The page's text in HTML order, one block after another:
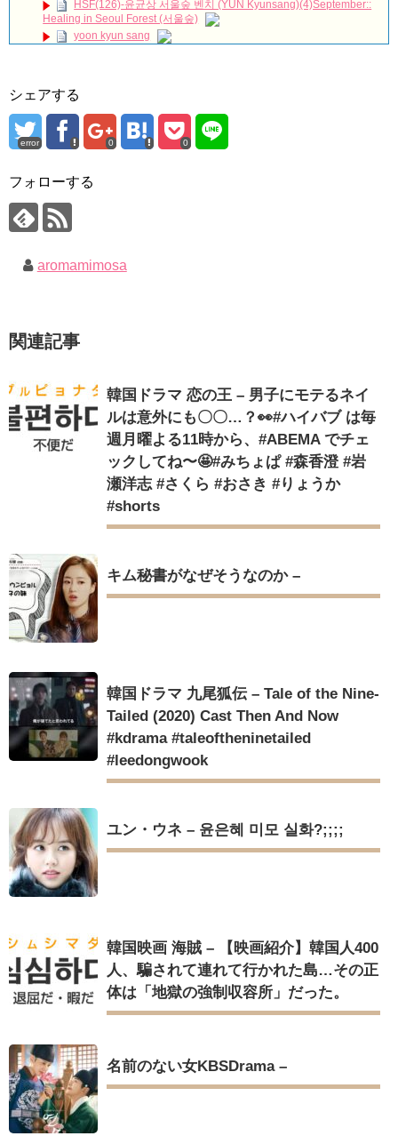
BSJapanext NEW!
女優ソン・ソンミ、夫の葬儀を終え「帰ってきたポク・ダン
ジ」の撮影に復帰へ NEW!
ソン・ヘギョ – ソンヘギョ キスまとめ
ハン・ヘジン 한혜진 – Still We (여전히 우리는)
한가인 –
「ライフ・ オン・ マーズ」2019年11月2日TSUTAYAにて先行
(ENG SUB) Behind The Scene Hyun Bin 현빈❤️ 손예진 Son Ye
Jin-Crash Landing On You/ヒョンビン❤️ソンイェジン / エンジョイ❕
キングを一部公開（DVD-SET2特典映像より）
HSF(126)-윤균상 서울숲 벤치 (YUN Kyunsang)(4)September::
Healing in Seoul Forest (서울숲)
yoon kyun sang
九尾狐外伝 メイキング03 ハン・イェスル
チョ・ヒョンジェ 조현재 九尾狐外伝 制作発表会
キム・テヒの弟イ・ワン♥イ・ボミ、今日（28日）結婚……
「まず熱く掃除せよ」女優キム・ユジョン、「健康がとても回
【裏芸能】キムユジョンの熱愛彼氏はあの大物俳優
いでしょ？” Big News TV
幻の王女チャミョンゴ エンディング
か」出演で話題 Big News TV
Powered by livedoor 相互RSS
シェアする
error 0 0
フォローする
aromamimosa
関連記事
韓国ドラマ 恋の王 – 男子にモテるネイ
ルは意外にも〇〇…？👀#ハイバブ は毎
週月曜よる11時から、#ABEMA でチェ
ックしてね〜🤩#みちょぱ #森香澄 #岩
瀬洋志 #さくら #おさき #りょうか
#shorts
キム秘書がなぜそうなのか –
韓国ドラマ 九尾狐伝 – Tale of the Nine-
Tailed (2020) Cast Then And Now
#kdrama #taleoftheninetailed
#leedongwook
ユン・ウネ – 윤은혜 미모 실화?;;;;
韓国映画 海賊 – 【映画紹介】韓国人400
人、騙されて連れて行かれた島…その正
体は「地獄の強制収容所」だった。
名前のない女KBSDrama –